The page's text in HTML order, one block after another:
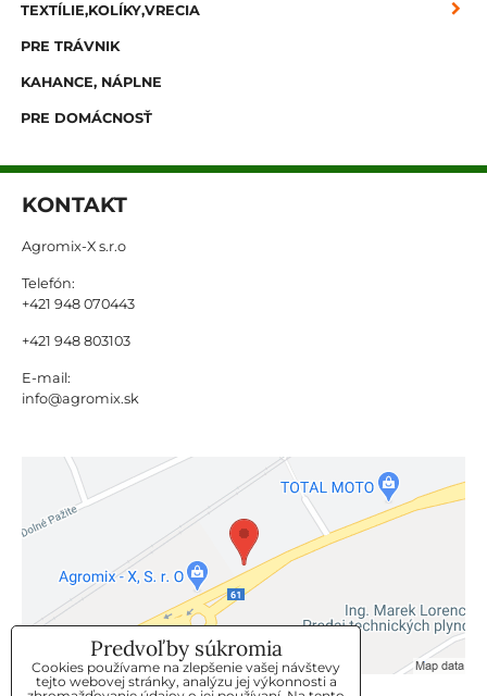
TEXTÍLIE,KOLÍKY,VRECIA
PRE TRÁVNIK
KAHANCE, NÁPLNE
PRE DOMÁCNOSŤ
KONTAKT
Agromix-X s.r.o
Telefón:
+421 948 070443
+421 948 803103
E-mail:
info@agromix.sk
Predvoľby súkromia
Cookies používame na zlepšenie vašej návštevy
tejto webovej stránky, analýzu jej výkonnosti a